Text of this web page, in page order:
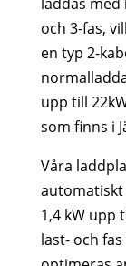
och 3-fas,
en typ 2-
upp till
som finns i
Våra
automatiskt
1,4 kW upp
last- och